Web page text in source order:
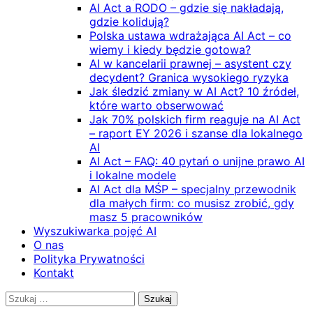
AI Act a RODO – gdzie się nakładają,
gdzie kolidują?
Polska ustawa wdrażająca AI Act – co
wiemy i kiedy będzie gotowa?
AI w kancelarii prawnej – asystent czy
decydent? Granica wysokiego ryzyka
Jak śledzić zmiany w AI Act? 10 źródeł,
które warto obserwować
Jak 70% polskich firm reaguje na AI Act
– raport EY 2026 i szanse dla lokalnego
AI
AI Act – FAQ: 40 pytań o unijne prawo AI
i lokalne modele
AI Act dla MŚP – specjalny przewodnik
dla małych firm: co musisz zrobić, gdy
masz 5 pracowników
Wyszukiwarka pojęć AI
O nas
Polityka Prywatności
Kontakt
Szukaj: